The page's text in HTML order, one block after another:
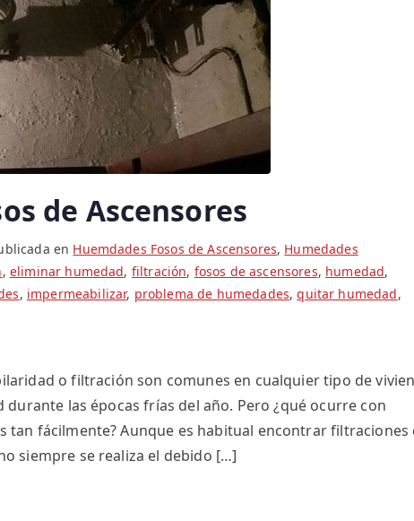
de Ascensores
en Huemdades Fosos de Ascensores, Humedades
, eliminar humedad, filtración, fosos de ascensores, humedad,
, impermeabilizar, problema de humedades,quitar humedad,
o filtración son comunes en cualquier tipo de
las épocas frías del año. Pero ¿qué ocurre con
tan fácilmente? Aunque es habitual encontrar filtraciones
siempre se realiza el debido […]